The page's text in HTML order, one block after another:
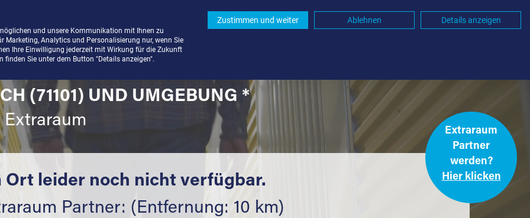
(71101) UND UMGEBUNG *
Extraraum
Partner
werden?
Hier klicken
Ort leider noch nicht verfügbar.
Partner: (Entfernung: 10 km)
und unsere Kommunikation mit Ihnen zu
Marketing, Analytics und Personalisierung nur, wenn Sie
Ihre Einwilligung jederzeit mit Wirkung für die Zukunft
Sie unter dem Button "Details anzeigen".
Zustimmen und weiter Ablehnen Details anzeigen